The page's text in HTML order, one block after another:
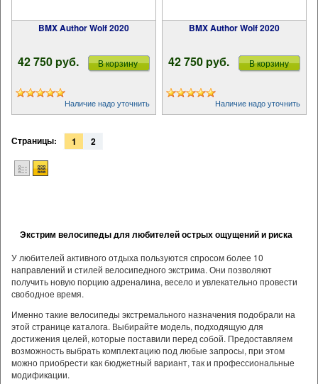
BMX Author Wolf 2020
42 750 pуб. В корзину
Наличие надо уточнить
BMX Author Wolf 2020
42 750 pуб. В корзину
Наличие надо уточнить
Страницы: 1 2
Экстрим велосипеды для любителей острых ощущений и риска
У любителей активного отдыха пользуются спросом более 10
направлений и стилей велосипедного экстрима. Они позволяют
получить новую порцию адреналина, весело и увлекательно провести
свободное время.
Именно такие велосипеды экстремального назначения подобрали на
этой странице каталога. Выбирайте модель, подходящую для
достижения целей, которые поставили перед собой. Предоставляем
возможность выбрать комплектацию под любые запросы, при этом
можно приобрести как бюджетный вариант, так и профессиональные
модификации.